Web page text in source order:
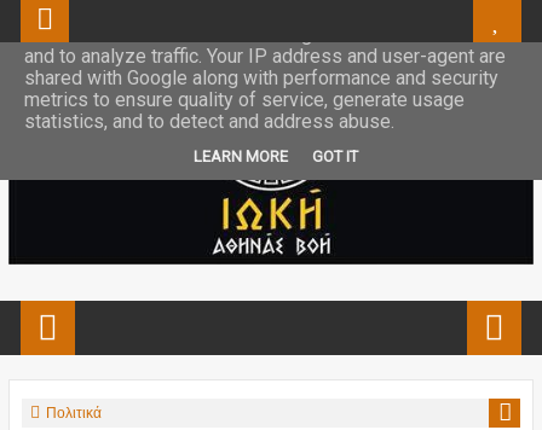
Πολιτικά
This site uses cookies from Google to deliver its services
and to analyze traffic. Your IP address and user-agent are
shared with Google along with performance and security
metrics to ensure quality of service, generate usage
statistics, and to detect and address abuse.
LEARN MORE GOT IT